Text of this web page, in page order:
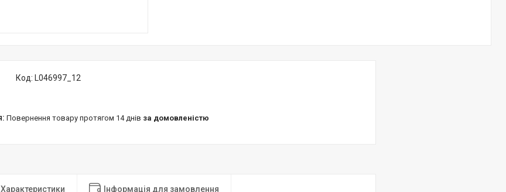
Код: L046997_12
повернення товару протягом 14 днів за домовленістю
Характеристики Інформація для замовлення